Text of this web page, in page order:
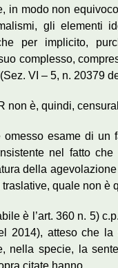
in modo non
gli elementi
per implicito,
complesso,
VI – 5, n. 20379
non è, quindi,
esame di un
nel fatto
della
quale non è
è l’art. 360 n. 5)
2014), atteso che
nella specie, la